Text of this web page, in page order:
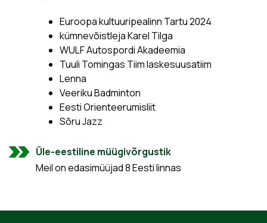
Euroopa kultuuripealinn Tartu 2024
kümnevõistleja Karel Tilga
WULF Autospordi Akadeemia
Tuuli Tomingas Tiim laskesuusatiim
Lenna
Veeriku Badminton
Eesti Orienteerumisliit
Sõru Jazz
Üle-eestiline müügivõrgustik
Meil on edasimüüjad 8 Eesti linnas